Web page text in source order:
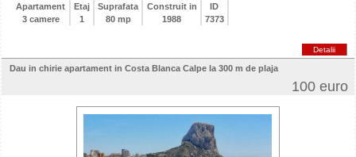
Apartament
3 camere
Etaj
1
Suprafata
80 mp
Construit in
1988
ID
7373
Detalii
Dau in chirie apartament in Costa Blanca Calpe la 300 m de plaja
100 euro